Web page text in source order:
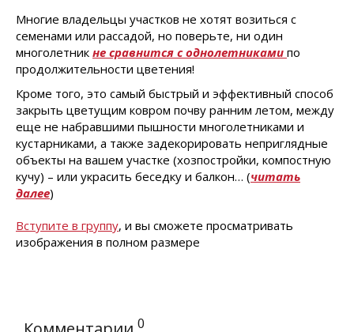
Многие владельцы участков не хотят возиться с
семенами или рассадой, но поверьте, ни один
многолетник не сравнится с однолетниками по
продолжительности цветения!
Кроме того, это самый быстрый и эффективный способ
закрыть цветущим ковром почву ранним летом, между
еще не набравшими пышности многолетниками и
кустарниками, а также задекорировать неприглядные
объекты на вашем участке (хозпостройки, компостную
кучу) – или украсить беседку и балкон… (читать
далее)
Вступите в группу, и вы сможете просматривать
изображения в полном размере
0